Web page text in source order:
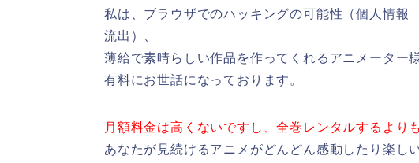
私は、ブラウザでのハッキングの可能性（個人情
流出）、
薄給で素晴らしい作品を作ってくれるアニメーター
有料にお世話になっております。
月額料金は高くないですし、全巻レンタルするより
あなたが見続けるアニメがどんどん感動したり楽し